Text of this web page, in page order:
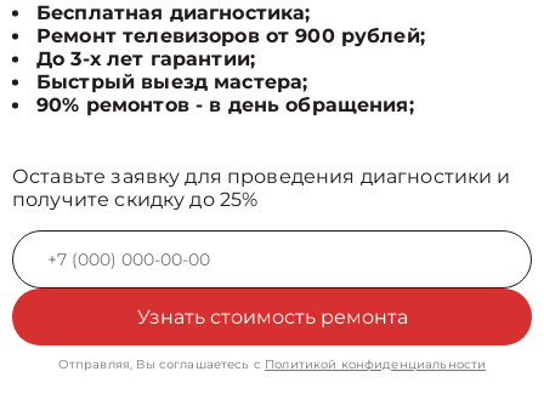
Бесплатная диагностика;
Ремонт телевизоров от 900 рублей;
До 3-х лет гарантии;
Быстрый выезд мастера;
90% ремонтов - в день обращения;
Оставьте заявку для проведения диагностики и
получите скидку до 25%
Узнать стоимость ремонта
Отправляя, Вы соглашаетесь с Политикой конфиденциальности